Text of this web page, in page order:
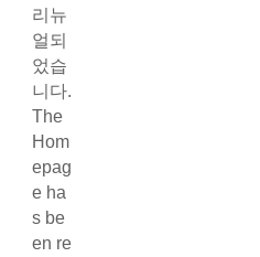
리뉴
얼되
었습
니다.
The
Hom
epag
e ha
s be
en re